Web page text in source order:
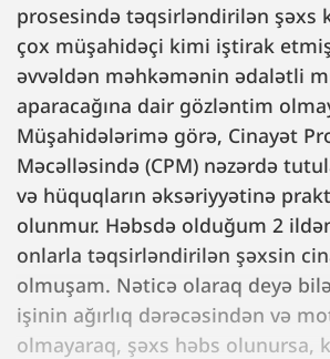
prosesində təqsirləndirilən şəxs
çox müşahidəçi kimi iştirak
əvvəldən məhkəmənin ədalətli
aparacağına dair gözləntim
Müşahidələrimə görə, Cinayət
Məcəlləsində (CPM) nəzərdə
və hüquqların əksəriyyətinə
olunmur. Həbsdə olduğum 2
onlarla təqsirləndirilən şəxsin
olmuşam. Nəticə olaraq deyə
işinin ağırlıq dərəcəsindən və
olmayaraq, şəxs həbs olunursa,